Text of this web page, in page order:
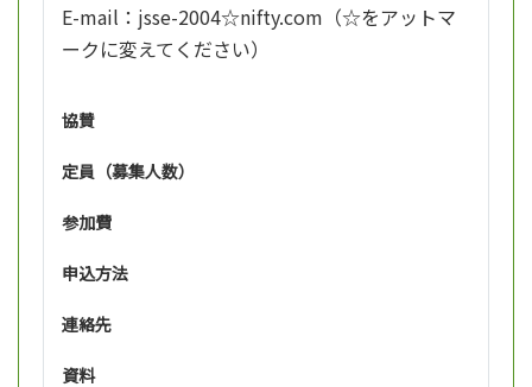
E-mail：jsse-2004☆nifty.com（☆をアットマ
ークに変えてください）
協賛
定員（募集人数）
参加費
申込方法
連絡先
資料